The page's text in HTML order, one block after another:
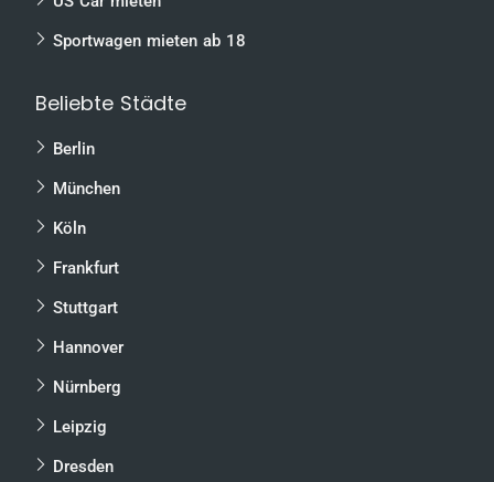
Sportwagen mieten ab 18
Beliebte Städte
Berlin
München
Köln
Frankfurt
Stuttgart
Hannover
Nürnberg
Leipzig
Dresden